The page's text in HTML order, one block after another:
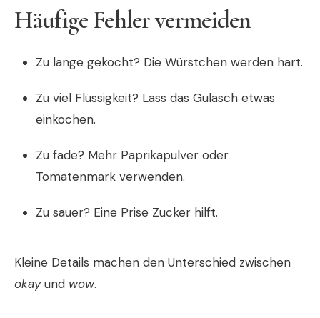
Häufige Fehler vermeiden
Zu lange gekocht? Die Würstchen werden hart.
Zu viel Flüssigkeit? Lass das Gulasch etwas
einkochen.
Zu fade? Mehr Paprikapulver oder
Tomatenmark verwenden.
Zu sauer? Eine Prise Zucker hilft.
Kleine Details machen den Unterschied zwischen
okayund wow.